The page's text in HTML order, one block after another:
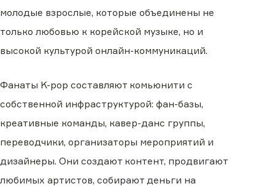
молодые взрослые, которые объединены не
только любовью к корейской музыке, но и
высокой культурой онлайн-коммуникаций.
Фанаты K-pop составляют комьюнити с
собственной инфраструктурой: фан-базы,
креативные команды, кавер-данс группы,
переводчики, организаторы мероприятий и
дизайнеры. Они создают контент, продвигают
любимых артистов, собирают деньги на